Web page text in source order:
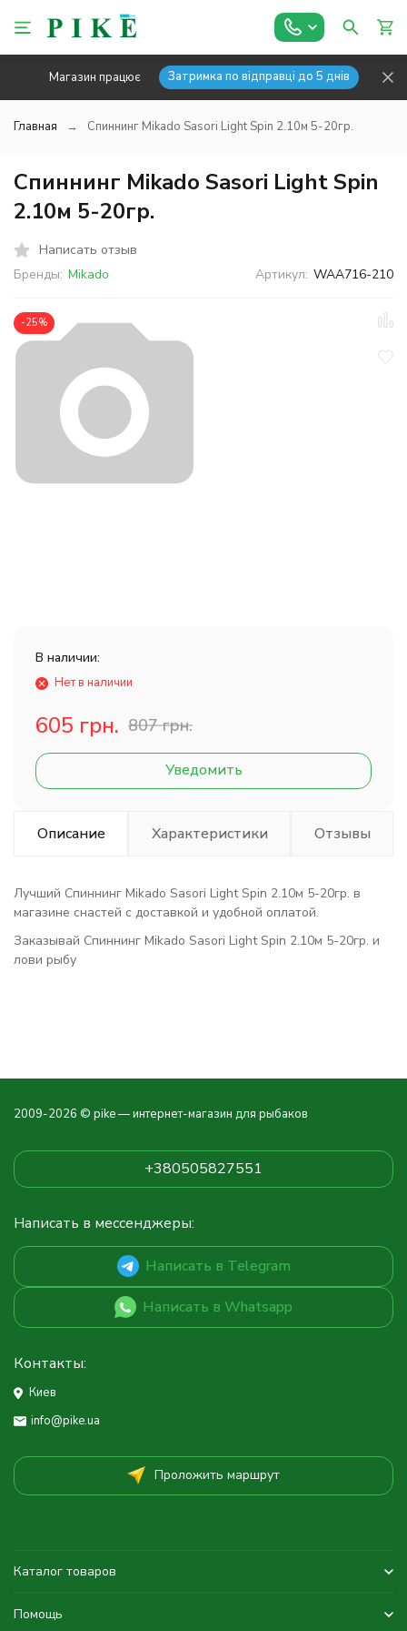
Магазин працює Затримка по відправці до 5 днів
Главная Спиннинг Mikado Sasori Light Spin 2.10м 5-20гр.
Спиннинг Mikado Sasori Light Spin
2.10м 5-20гр.
Написать отзыв
Бренды: Mikado Артикул: WAA716-210
-25%
В наличии:
Нет в наличии
605 грн. 807 грн.
Уведомить
Описание Характеристики Отзывы
Лучший Спиннинг Mikado Sasori Light Spin 2.10м 5-20гр. в
магазине снастей с доставкой и удобной оплатой.
Заказывай Спиннинг Mikado Sasori Light Spin 2.10м 5-20гр. и
лови рыбу
2009-2026 © pike — интернет-магазин для рыбаков
+380505827551
Написать в мессенджеры:
Написать в Telegram
Написать в Whatsapp
Контакты:
Киев
info@pike.ua
Проложить маршрут
Каталог товаров
Помощь